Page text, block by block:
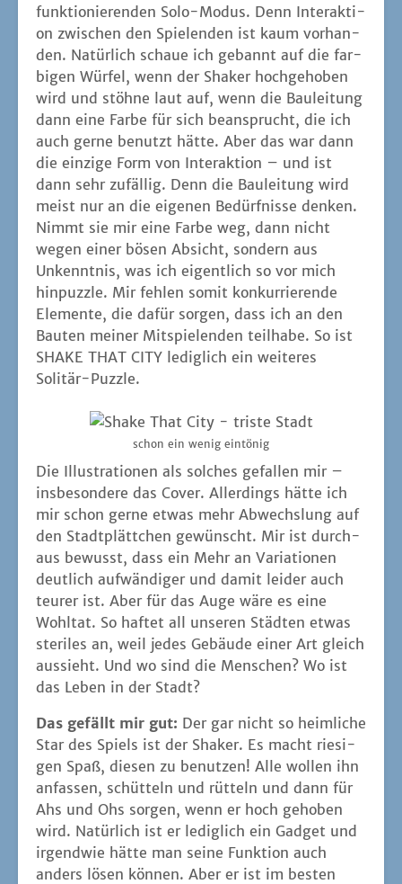
funk­tio­nie­ren­den Solo-Modus. Denn Inter­ak­ti­
on zwi­schen den Spie­len­den ist kaum vor­han­
den. Natür­lich schaue ich gebannt auf die far­
bi­gen Wür­fel, wenn der Shaker hoch­ge­ho­ben
wird und stöh­ne laut auf, wenn die Bau­lei­tung
dann eine Far­be für sich bean­sprucht, die ich
auch ger­ne benutzt hät­te. Aber das war dann
die ein­zi­ge Form von Inter­ak­ti­on – und ist
dann sehr zufäl­lig. Denn die Bau­lei­tung wird
meist nur an die eige­nen Bedürf­nis­se den­ken.
Nimmt sie mir eine Far­be weg, dann nicht
wegen einer bösen Absicht, son­dern aus
Unkennt­nis, was ich eigent­lich so vor mich
hin­puz­zle. Mir feh­len somit kon­kur­rie­ren­de
Ele­men­te, die dafür sor­gen, dass ich an den
Bau­ten mei­ner Mit­spie­len­den teil­ha­be. So ist
SHAKE THAT CITY ledig­lich ein wei­te­res
Solitär-Puzzle.
schon ein wenig eintönig
Die Illus­tra­tio­nen als sol­ches gefal­len mir –
ins­be­son­de­re das Cover. Aller­dings hät­te ich
mir schon ger­ne etwas mehr Abwechs­lung auf
den Stadt­plätt­chen gewünscht. Mir ist durch­
aus bewusst, dass ein Mehr an Varia­tio­nen
deut­lich auf­wän­di­ger und damit lei­der auch
teu­rer ist. Aber für das Auge wäre es eine
Wohl­tat. So haf­tet all unse­ren Städ­ten etwas
ste­ri­les an, weil jedes Gebäu­de einer Art gleich
aus­sieht. Und wo sind die Men­schen? Wo ist
das Leben in der Stadt?
Das gefällt mir gut: Der gar nicht so heim­li­che
Star des Spiels ist der Shaker. Es macht rie­si­
gen Spaß, die­sen zu benut­zen! Alle wol­len ihn
anfas­sen, schüt­teln und rüt­teln und dann für
Ahs und Ohs sor­gen, wenn er hoch geho­ben
wird. Natür­lich ist er ledig­lich ein Gad­get und
irgend­wie hät­te man sei­ne Funk­ti­on auch
anders lösen kön­nen. Aber er ist im bes­ten